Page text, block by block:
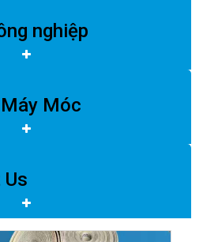
nghiệp
Móc
Us